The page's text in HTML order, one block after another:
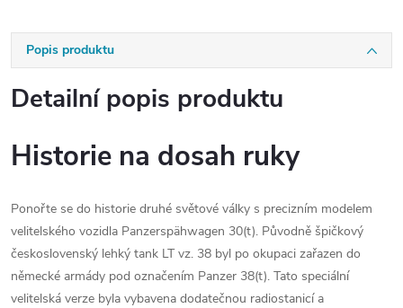
Popis produktu
Detailní popis produktu
Historie na dosah ruky
Ponořte se do historie druhé světové války s precizním modelem
velitelského vozidla Panzerspähwagen 30(t). Původně špičkový
československý lehký tank LT vz. 38 byl po okupaci zařazen do
německé armády pod označením Panzer 38(t). Tato speciální
velitelská verze byla vybavena dodatečnou radiostanicí a